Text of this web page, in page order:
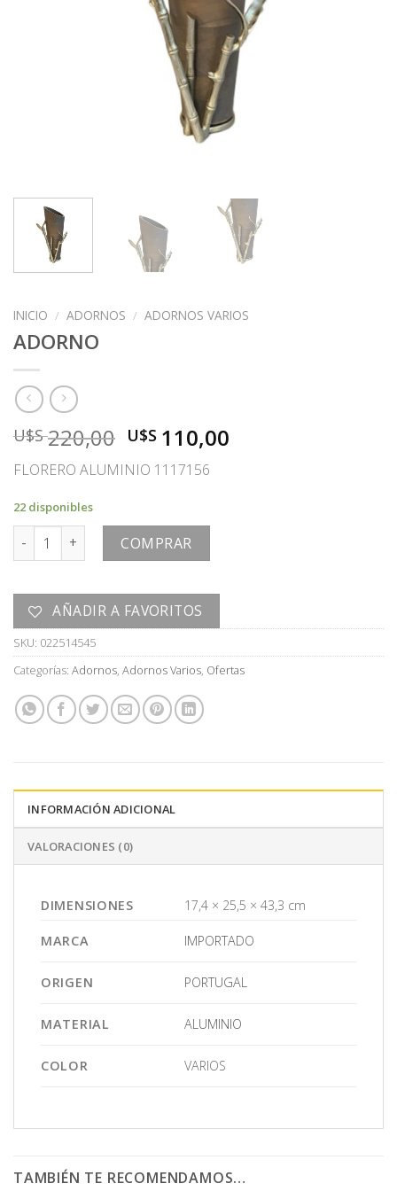
INICIO / ADORNOS / ADORNOS VARIOS
ADORNO
U$S220,00 El
precio
original
U$S
220,00.
U$S 110,00
FLORERO ALUMINIO 1117156
22 disponibles
ADORNO cantidadCOMPRAR
AÑADIR A FAVORITOS
SKU: 022514545
Categorías: Adornos, Adornos Varios, Ofertas
INFORMACIÓN ADICIONAL
VALORACIONES (0)
DIMENSIONES 17,4 × 25,5 × 43,3 cm
MARCA IMPORTADO
ORIGEN PORTUGAL
MATERIAL ALUMINIO
COLOR VARIOS
TAMBIÉN TE RECOMENDAMOS…